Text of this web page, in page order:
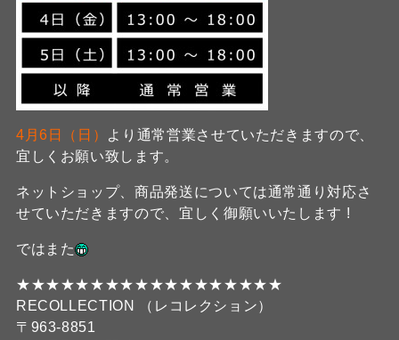
4月6日（日） より通常営業させていただきますので、
宜しくお願い致します。
ネットショップ、商品発送については通常通り対応さ
せていただきますので、宜しく御願いいたします !
ではまた
★★★★★★★★★★★★★★★★★★
RECOLLECTION （レコレクション）
〒963-8851